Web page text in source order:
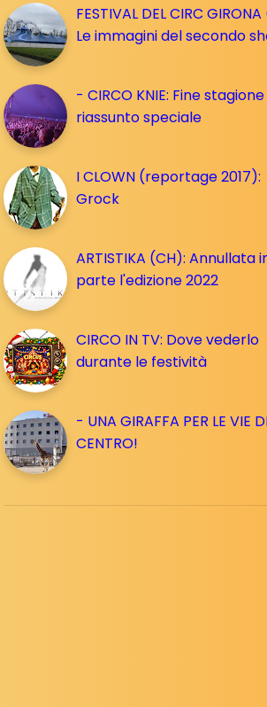
FESTIVAL DEL CIRC GIRONA
Le immagini del secondo
- CIRCO KNIE: Fine
riassunto speciale
I CLOWN (reportage 2017):
Grock
ARTISTIKA (CH): Annullata
parte l'edizione 2022
CIRCO IN TV: Dove vederlo
durante le festività
- UNA GIRAFFA PER LE VIE
CENTRO!